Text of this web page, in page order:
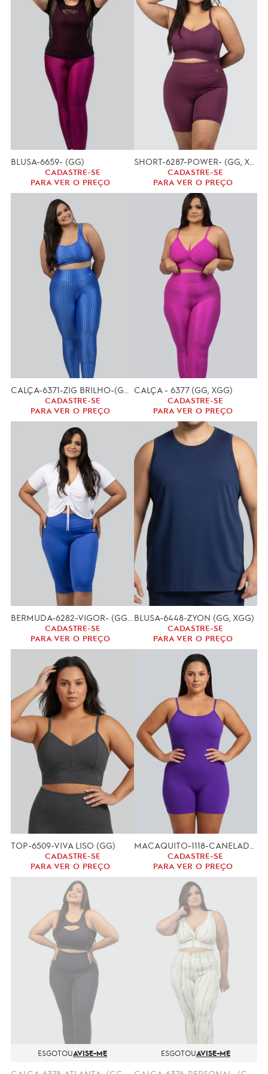
BLUSA-6659- (GG)
CADASTRE-SE
PARA VER O PREÇO
CADASTRE-SE
PARA VER O PREÇO
CADASTRE-SE
PARA VER O PREÇO
CALÇA - 6377 (GG, XGG)
CADASTRE-SE
PARA VER O PREÇO
CADASTRE-SE
PARA VER O PREÇO
BLUSA-6448-ZYON (GG, XGG)
CADASTRE-SE
PARA VER O PREÇO
TOP-6509-VIVA LISO (GG)
CADASTRE-SE
PARA VER O PREÇO
CADASTRE-SE
PARA VER O PREÇO
ESGOTOUAVISE-ME ESGOTOUAVISE-ME